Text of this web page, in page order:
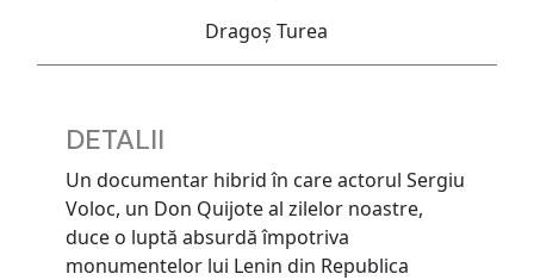
Dragoș Turea
DETALII
Un documentar hibrid în care actorul Sergiu
Voloc, un Don Quijote al zilelor noastre,
duce o luptă absurdă împotriva
monumentelor lui Lenin din Republica